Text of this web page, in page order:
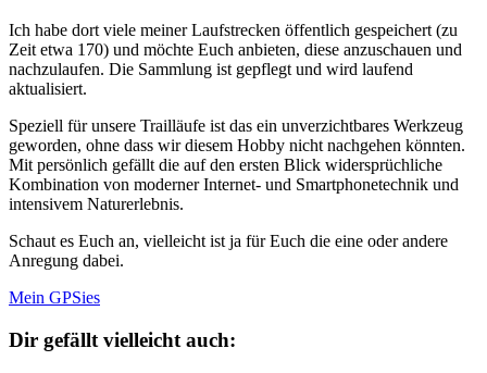
Ich habe dort viele meiner Laufstrecken öffentlich gespeichert (zu
Zeit etwa 170) und möchte Euch anbieten, diese anzuschauen und
nachzulaufen. Die Sammlung ist gepflegt und wird laufend
aktualisiert.
Speziell für unsere Trailläufe ist das ein unverzichtbares Werkzeug
geworden, ohne dass wir diesem Hobby nicht nachgehen könnten.
Mit persönlich gefällt die auf den ersten Blick widersprüchliche
Kombination von moderner Internet- und Smartphonetechnik und
intensivem Naturerlebnis.
Schaut es Euch an, vielleicht ist ja für Euch die eine oder andere
Anregung dabei.
Mein GPSies
Dir gefällt vielleicht auch: